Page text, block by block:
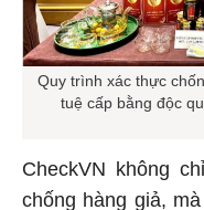
Quy trình xác thực
tuệ cấp bằng độc
CheckVN không
chống hàng giả,